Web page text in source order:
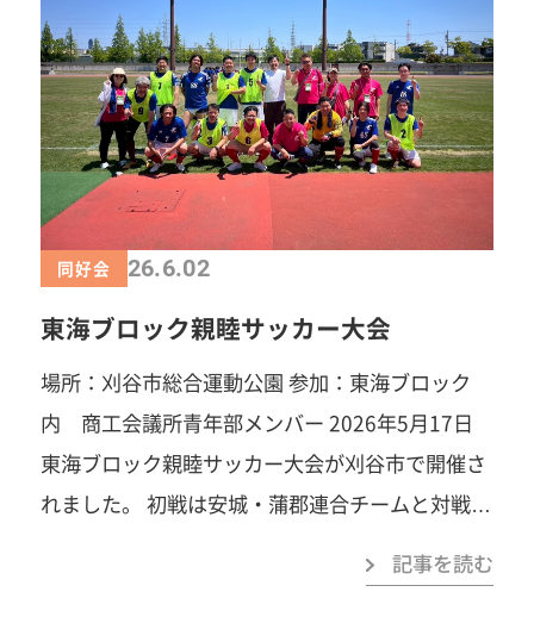
間となりました。 また、懇親会では県内各単会の
メンバーとの交流を深めることができ、大会当日
がさらに楽しみになる貴重な機会となりました。
6月27日の大会では、スポーツを通じて交流を深
めながら、春日井YEG一丸となって全力で挑みた
いと思います。 ご設営いただきました 蒲郡YEG
の皆様、誠にありがとうございました。
一歩
す。あなたの「挑戦してみたい」を、春日井YEG
でカタチにしませんか？「自己研鑽」「自己実
現」「楽しさ」「苦しさ」「笑い」「汗」「涙」
「感動」…まずは見学だけでも大歓迎です。お気
軽にご連絡ください！ 春日井商工会議所青年部事
同好会 26.6.02
東海ブロック親睦サッカー大会
場所：刈谷市総合運動公園 参加：東海ブロック
内 商工会議所青年部メンバー 2026年5月17日
東海ブロック親睦サッカー大会が刈谷市で開催さ
れました。 初戦は安城・蒲郡連合チームと対戦。
記事を読む